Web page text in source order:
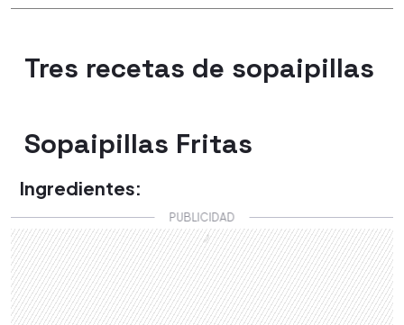
Tres recetas de sopaipillas
Sopaipillas Fritas
Ingredientes: